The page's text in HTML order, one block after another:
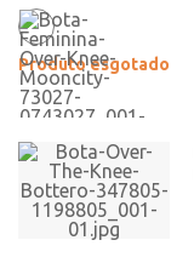
Produto esgotado